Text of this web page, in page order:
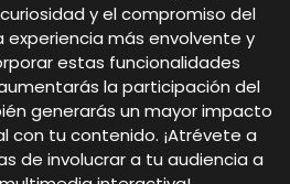
y el compromiso del
experiencia más envolvente y
estas funcionalidades
la participación del
generarás un mayor impacto
con tu contenido. ¡Atrévete a
de involucrar a tu audiencia a